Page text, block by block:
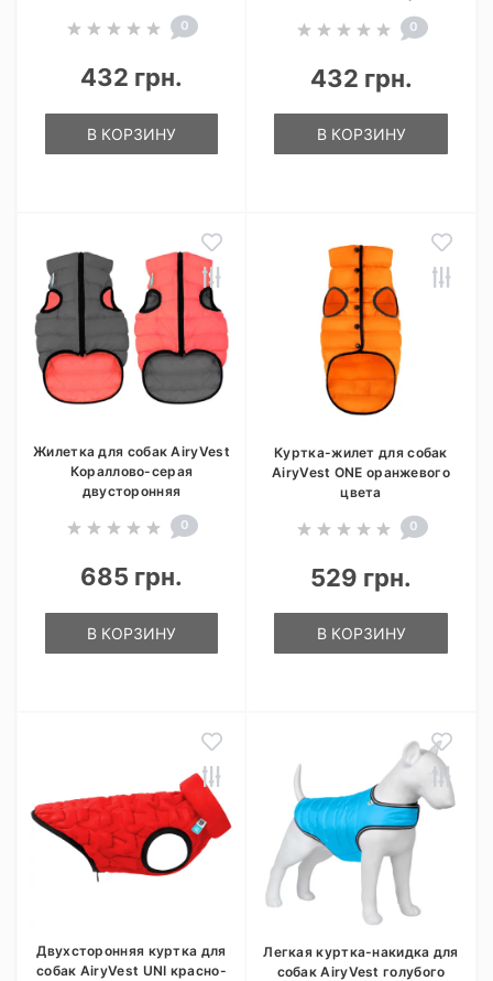
0
432 грн.
В КОРЗИНУ
0
432 грн.
В КОРЗИНУ
Жилетка для собак AiryVest
Кораллово-серая
двусторонняя
0
685 грн.
В КОРЗИНУ
Куртка-жилет для собак
AiryVest ONE оранжевого
цвета
0
529 грн.
В КОРЗИНУ
Двухсторонняя куртка для
собак AiryVest UNI красно-
Легкая куртка-накидка для
собак AiryVest голубого